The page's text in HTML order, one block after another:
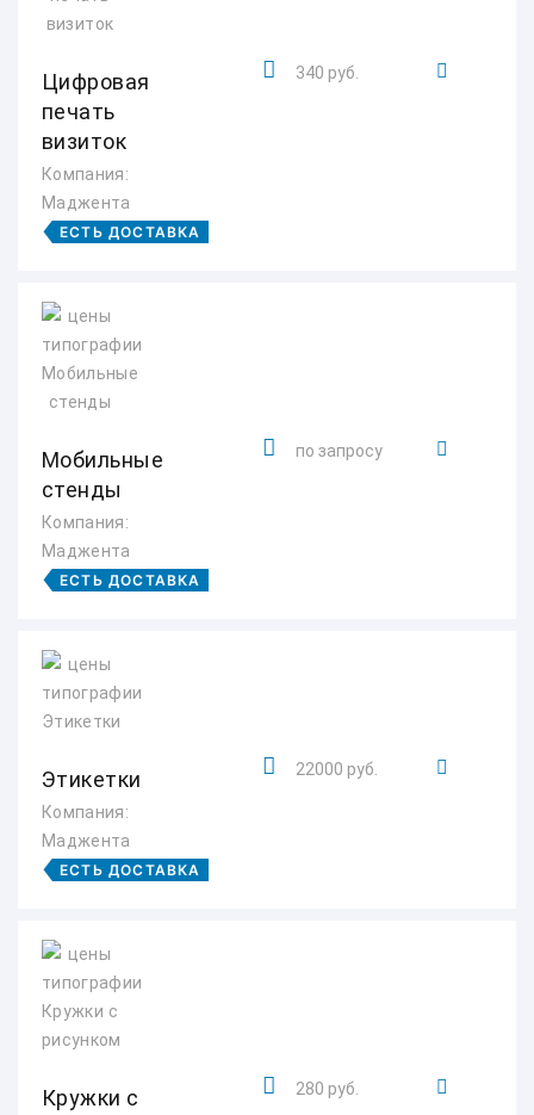
Цифровая
печать
визиток
Компания:
Маджента
ЕСТЬ ДОСТАВКА
340 руб.
Мобильные
стенды
Компания:
Маджента
ЕСТЬ ДОСТАВКА
по запросу
Этикетки
Компания:
Маджента
ЕСТЬ ДОСТАВКА
22000 руб.
Кружки с
280 руб.